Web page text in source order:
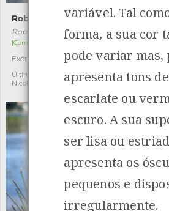
Robínia
Robinia pseudoacacia
[Comum]
Exótica invasora
Última observação por:
Nicole Viana
1
Última
Nicole
variável. Tal
forma, a sua cor
pode variar mas,
apresenta tons
escarlate ou
escuro. A sua
ser lisa ou
apresenta os
pequenos e
irregularmente.